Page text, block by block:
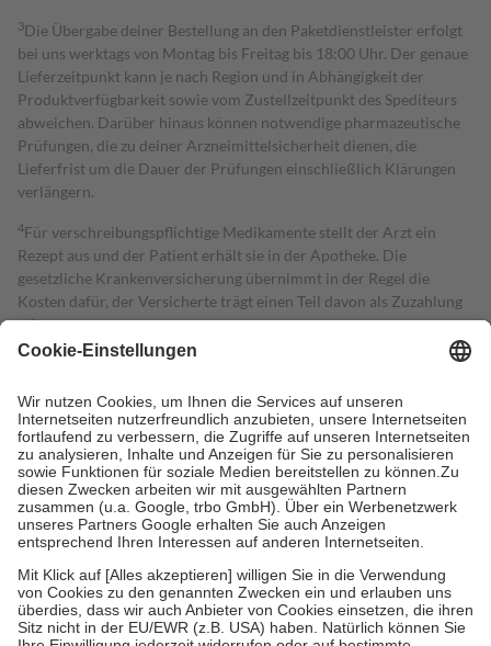
3Die Übergabe deiner Bestellung an den Paketdienstleister erfolgt
bei uns werktags von Montag bis Freitag bis 18:00 Uhr. Der genaue
Lieferzeitpunkt kann je nach Region und in Abhängigkeit der
Produktverfügbarkeit sowie vom Zustellzeitpunkt des Spediteurs
abweichen. Darüber hinaus können notwendige pharmazeutische
Prüfungen, die zu deiner Arzneimittelsicherheit dienen, die
Lieferfrist um die Dauer der Prüfungen einschließlich Klärungen
verlängern.
4Für verschreibungspflichtige Medikamente stellt der Arzt ein
Rezept aus und der Patient erhält sie in der Apotheke. Die
gesetzliche Krankenversicherung übernimmt in der Regel die
Kosten dafür, der Versicherte trägt einen Teil davon als Zuzahlung
mit.
Grundsätzlich leisten Mitglieder Zuzahlungen in Höhe von zehn
höchstens zehn Euro.
Es sind jedoch nie mehr als die tatsächlichen
Kosten der Leistung zu entrichten.
Diese Regeln gelten grundsätzlich auch für Online-Apotheken.
Bei Heilmitteln und häuslicher Krankenpflege beträgt die
Zuzahlung zehn Prozent der Kosten sowie zehn Euro je
Verordnung.
Um das Engagement der Versicherten für ihre eigene Gesundheit zu
stärken und die besondere Stellung der Familie zu unterstützen,
fallenkeine Zuzahlungenan bei:
• Kindern und Jugendlichen bis zum vollendeten 18. Lebensjahr
mit Ausnahme der Fahrkosten